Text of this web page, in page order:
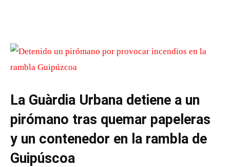
La Guàrdia Urbana detiene a un
pirómano tras quemar papeleras
y un contenedor en la rambla de
Guipúscoa